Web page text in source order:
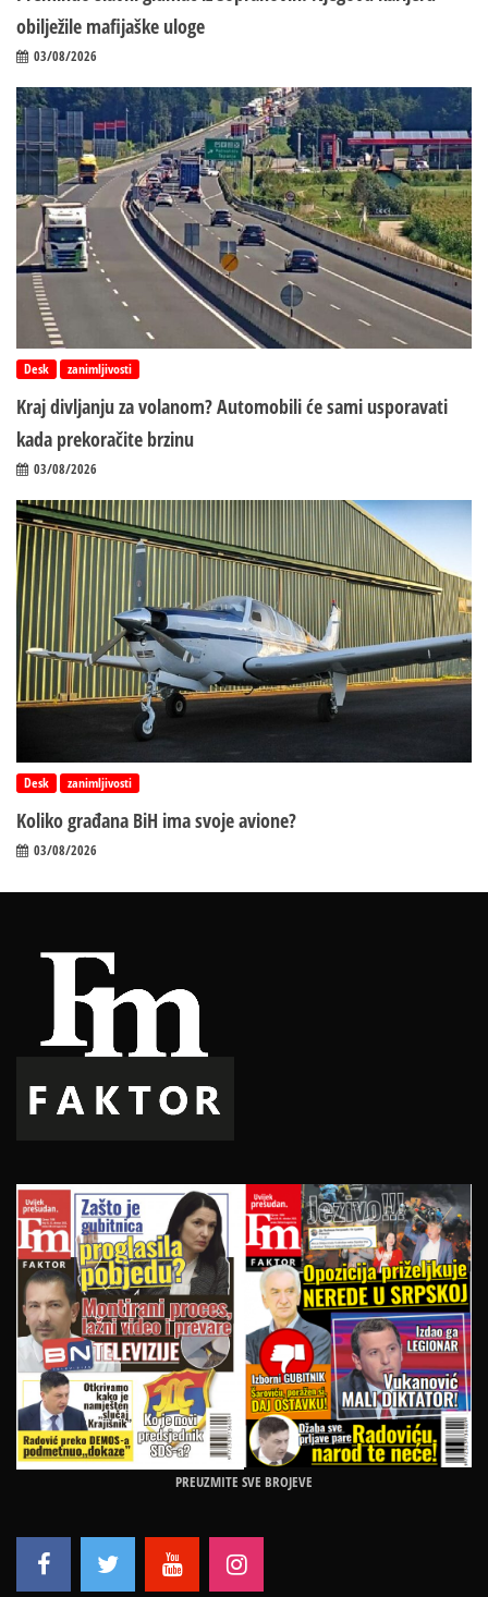
obilježile mafijaške uloge
03/08/2026
Desk zanimljivosti
Kraj divljanju za volanom? Automobili će sami usporavati
kada prekoračite brzinu
03/08/2026
Desk zanimljivosti
Koliko građana BiH ima svoje avione?
03/08/2026
PREUZMITE SVE BROJEVE